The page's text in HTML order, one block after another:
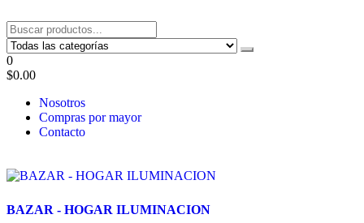
al
contenido
Tel: 22087679 – Cel: 097 822122 – Joaquín Requena 2459
0
$0.00
Nosotros
Compras por mayor
Contacto
BAZAR - HOGAR ILUMINACION